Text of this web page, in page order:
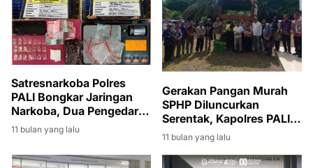
Satresnarkoba Polres
PALI Bongkar Jaringan
Narkoba, Dua Pengedar
Dibekuk dengan 21 Paket
11 bulan yang lalu
Gerakan Pangan Murah
SPHP Diluncurkan
Serentak, Kapolres PALI:
Langkah Strategis
Stabilkan Harga dan
Ketersediaan Beras
11 bulan yang lalu